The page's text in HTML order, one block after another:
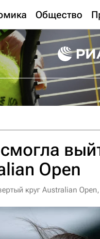
Общество
Open
круг Australian